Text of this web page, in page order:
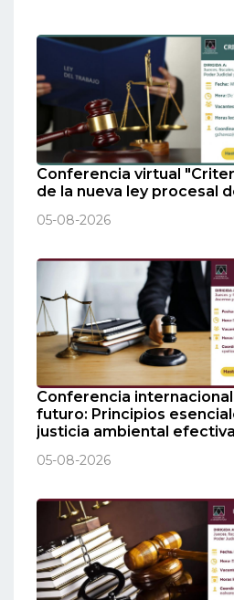
Conferencia virtual
de la nueva ley procesal
05-08-2026
Conferencia internacional
futuro: Principios
justicia ambiental
05-08-2026